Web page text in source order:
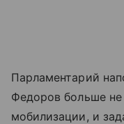
Парламентарий
Федоров больше
мобилизации, и